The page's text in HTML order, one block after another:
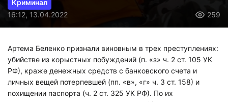
Криминал
16:12, 13.04.2022
259
Артема Беленко признали виновным в трех преступлениях:
убийстве из корыстных побуждений (п. «з» ч. 2 ст. 105 УК
РФ), краже денежных средств с банковского счета и
личных вещей потерпевшей (пп. «в», «г» ч. 3 ст. 158) и
похищении паспорта (ч. 2 ст. 325 УК РФ). По их